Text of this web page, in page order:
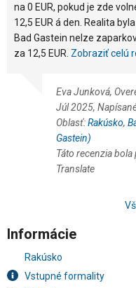
na 0 EUR, pokud je zde
12,5 EUR á den. Realita
Bad Gastein nelze
za 12,5 EUR. Zobraziť celú
Eva Junková,
Júl 2025,
Oblasť:Rakúsko,
Gastein)
Táto recenzia
Translate
Informácie
Rakúsko
Vstupné formality